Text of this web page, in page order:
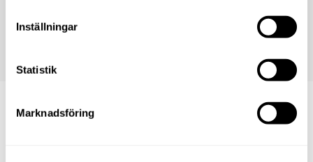
Inställningar
Statistik
Marknadsföring